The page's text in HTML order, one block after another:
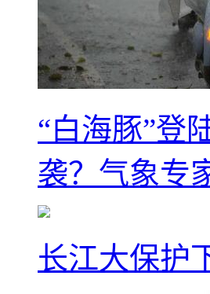
“白海豚”登
袭？气象专
长江大保护